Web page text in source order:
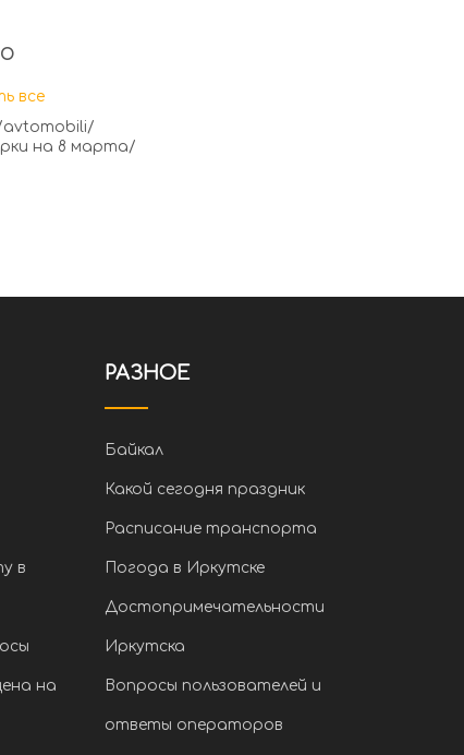
все
avtomobili/
на 8 марта/
в
на
РАЗНОЕ
Байкал
Какой сегодня праздник
Расписание транспорта
Погода в Иркутске
Достопримечательности
Иркутска
Вопросы пользователей и
ответы операторов